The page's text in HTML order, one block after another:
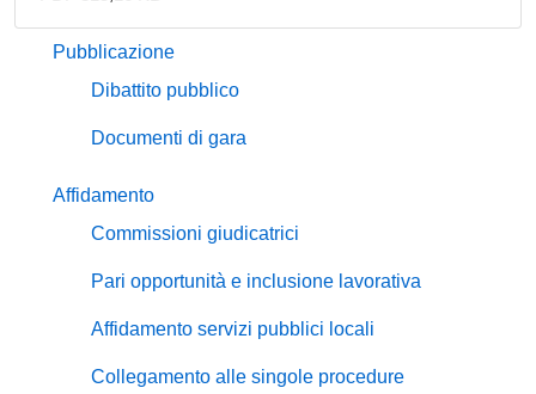
Pubblicazione
Dibattito pubblico
Documenti di gara
Affidamento
Commissioni giudicatrici
Pari opportunità e inclusione lavorativa
Affidamento servizi pubblici locali
Collegamento alle singole procedure